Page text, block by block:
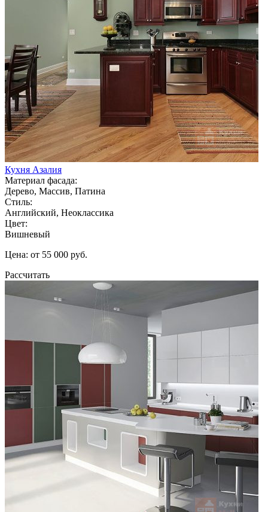
Кухня Азалия
Материал фасада:
Дерево, Массив, Патина
Стиль:
Английский, Неоклассика
Цвет:
Вишневый
Цена: от 55 000 руб.
Рассчитать